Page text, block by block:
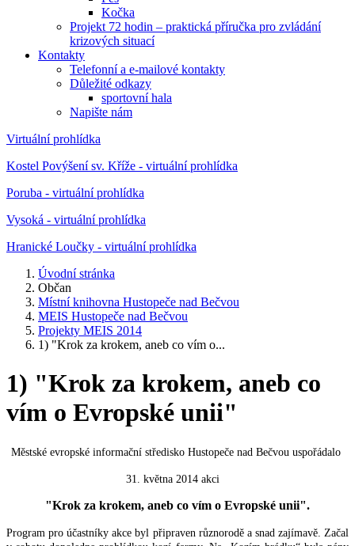
Kočka
Projekt 72 hodin – praktická příručka pro zvládání
krizových situací
Kontakty
Telefonní a e-mailové kontakty
Důležité odkazy
sportovní hala
Napište nám
Virtuální prohlídka
Kostel Povýšení sv. Kříže - virtuální prohlídka
Poruba - virtuální prohlídka
Vysoká - virtuální prohlídka
Hranické Loučky - virtuální prohlídka
Úvodní stránka
Občan
Místní knihovna Hustopeče nad Bečvou
MEIS Hustopeče nad Bečvou
Projekty MEIS 2014
1) "Krok za krokem, aneb co vím o...
1) "Krok za krokem, aneb co
vím o Evropské unii"
Městské evropské informační středisko Hustopeče nad Bečvou uspořádalo
31. května 2014 akci
"Krok za krokem, aneb co vím o Evropské unii".
Program pro účastníky akce byl připraven různorodě a snad zajímavě. Začal